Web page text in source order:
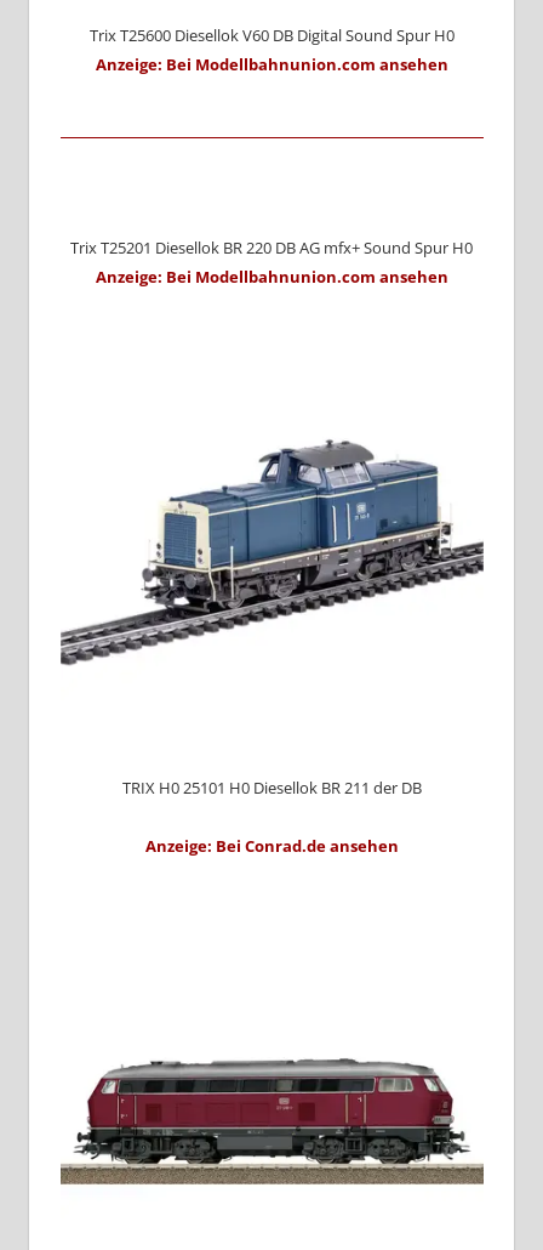
Trix T25600 Diesellok V60 DB Digital Sound Spur H0
Anzeige: Bei Modellbahnunion.com ansehen
Trix T25201 Diesellok BR 220 DB AG mfx+ Sound Spur H0
Anzeige: Bei Modellbahnunion.com ansehen
TRIX H0 25101 H0 Diesellok BR 211 der DB
Anzeige: Bei Conrad.de ansehen